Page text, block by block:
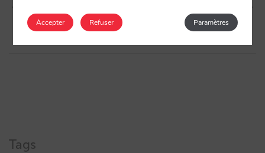
des mobiles à Paris
vos clients : les nouvelles
options
Tags
Accepter Paramètres
Refuser